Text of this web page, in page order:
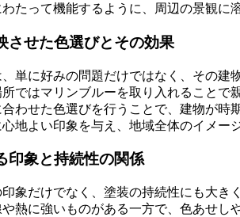
たって機能するように、周辺の景観に
させた色選びとその効果
単に好みの問題だけではなく、その建
ではマリンブルーを取り入れることで
わせた色選びを行うことで、建物が時
地よい印象を与え、地域全体のイメー
印象と持続性の関係
象だけでなく、塗装の持続性にも大き
熱に強いものがある一方で、色あせし